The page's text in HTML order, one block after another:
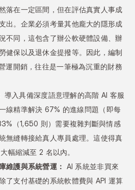
落在一定區間，但在評估真實人事成
出。企業必須考量其他龐大的隱形成
不同，這包含了辦公軟硬體設備、辦
健保以及退休金提撥等。因此，編制
運開銷，往往是一筆極為沉重的財務
導入具備深度語意理解的高階 AI 客服
線精準解決 67% 的進線問題（即每
（1,650 則）需要複雜判斷與情感
無縫轉接給真人專員處理。這使得真
幅縮減至 2 名以內。
維護與系統營運： AI 系統並非買來
了支付基礎的系統軟體費與 API 運算